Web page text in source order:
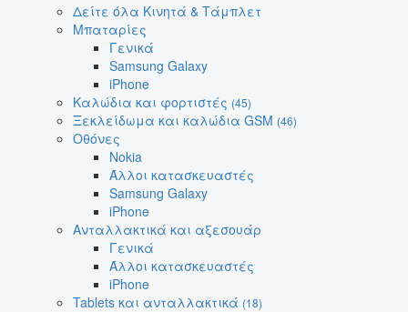
Δείτε όλα Κινητά & Τάμπλετ
Μπαταρίες
Γενικά
Samsung Galaxy
iPhone
Καλώδια και φορτιστές (45)
Ξεκλείδωμα και καλώδια GSM (46)
Οθόνες
Nokia
Άλλοι κατασκευαστές
Samsung Galaxy
iPhone
Ανταλλακτικά και αξεσουάρ
Γενικά
Άλλοι κατασκευαστές
iPhone
Tablets και ανταλλακτικά (18)